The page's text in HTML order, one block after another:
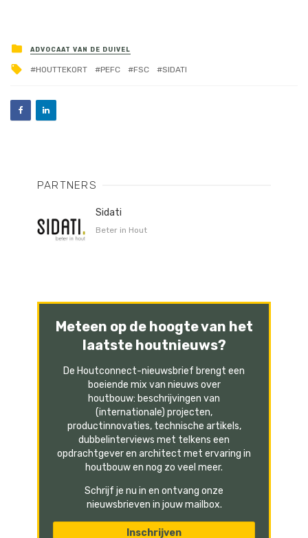
ADVOCAAT VAN DE DUIVEL
HOUTTEKORT PEFC FSC SIDATI
PARTNERS
Sidati
Beter in Hout
Meteen op de hoogte van het
laatste houtnieuws?
De Houtconnect-nieuwsbrief brengt een
boeiende mix van nieuws over
houtbouw: beschrijvingen van
(internationale) projecten,
productinnovaties, technische artikels,
dubbelinterviews met telkens een
opdrachtgever en architect met ervaring in
houtbouw en nog zo veel meer.
Schrijf je nu in en ontvang onze
nieuwsbrieven in jouw mailbox.